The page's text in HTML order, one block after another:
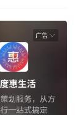
广告